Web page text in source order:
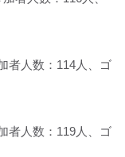
者人数：114人、ゴ
者人数：119人、ゴ